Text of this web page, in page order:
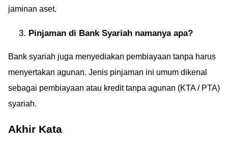
jaminan aset.
Pinjaman di Bank Syariah namanya apa?
Bank syariah juga menyediakan pembiayaan tanpa harus
menyertakan agunan. Jenis pinjaman ini umum dikenal
sebagai pembiayaan atau kredit tanpa agunan (KTA / PTA)
syariah.
Akhir Kata